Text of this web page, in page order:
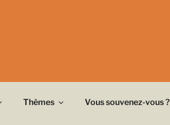
Thèmes Vous souvenez-vous ?